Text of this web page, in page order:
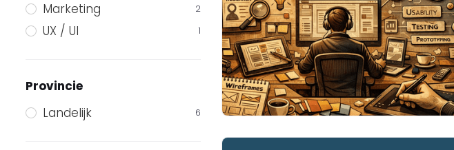
Marketing 2
UX / UI 1
Provincie
Landelijk
6